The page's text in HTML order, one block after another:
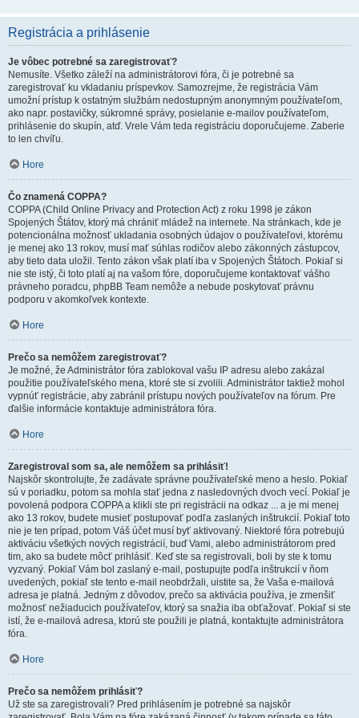
Registrácia a prihlásenie
Je vôbec potrebné sa zaregistrovať?
Nemusíte. Všetko záleží na administrátorovi fóra, či je potrebné sa
zaregistrovať ku vkladaniu príspevkov. Samozrejme, že registrácia Vám
umožní prístup k ostatným službám nedostupným anonymným používateľom,
ako napr. postavičky, súkromné správy, posielanie e-mailov používateľom,
prihlásenie do skupín, atď. Vrele Vám teda registráciu doporučujeme. Zaberie
to len chvíľu.
Hore
Čo znamená COPPA?
COPPA (Child Online Privacy and Protection Act) z roku 1998 je zákon
Spojených Štátov, ktorý má chrániť mládež na internete. Na stránkach, kde je
potencionálna možnosť ukladania osobných údajov o používateľovi, ktorému
je menej ako 13 rokov, musí mať súhlas rodičov alebo zákonných zástupcov,
aby tieto data uložil. Tento zákon však platí iba v Spojených Štátoch. Pokiaľ si
nie ste istý, či toto platí aj na vašom fóre, doporučujeme kontaktovať vášho
právneho poradcu, phpBB Team nemôže a nebude poskytovať právnu
podporu v akomkoľvek kontexte.
Hore
Prečo sa nemôžem zaregistrovať?
Je možné, že Administrátor fóra zablokoval vašu IP adresu alebo zakázal
použitie používateľského mena, ktoré ste si zvolili. Administrátor taktiež mohol
vypnúť registrácie, aby zabránil prístupu nových používateľov na fórum. Pre
ďalšie informácie kontaktuje administrátora fóra.
Hore
Zaregistroval som sa, ale nemôžem sa prihlásiť!
Najskôr skontrolujte, že zadávate správne používateľské meno a heslo. Pokiaľ
sú v poriadku, potom sa mohla stať jedna z nasledovných dvoch vecí. Pokiaľ je
povolená podpora COPPA a klikli ste pri registrácii na odkaz ... a je mi menej
ako 13 rokov, budete musieť postupovať podľa zaslaných inštrukcií. Pokiaľ toto
nie je ten prípad, potom Váš účet musí byť aktivovaný. Niektoré fóra potrebujú
aktiváciu všetkých nových registrácií, buď Vami, alebo administrátorom pred
tim, ako sa budete môcť prihlásiť. Keď ste sa registrovali, boli by ste k tomu
vyzvaný. Pokiaľ Vám bol zaslaný e-mail, postupujte podľa inštrukcií v ňom
uvedených, pokiaľ ste tento e-mail neobdržali, uistite sa, že Vaša e-mailová
adresa je platná. Jedným z dôvodov, prečo sa aktivácia používa, je zmenšiť
možnosť nežiaducich používateľov, ktorý sa snažia iba obťažovať. Pokiaľ si ste
istí, že e-mailová adresa, ktorú ste použili je platná, kontaktujte administrátora
fóra.
Hore
Prečo sa nemôžem prihlásiť?
Už ste sa zaregistrovali? Pred prihlásením je potrebné sa najskôr